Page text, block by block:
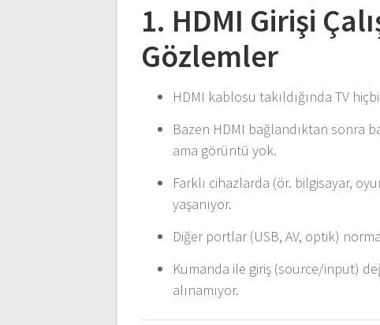
1. HDMI Girişi
Gözlemler
HDMI kablosu takıldığında TV
Bazen HDMI bağlandıktan sonra
ama görüntü yok.
Farklı cihazlarda (ör. bilgisayar,
yaşanıyor.
Diğer portlar (USB, AV, optik)
Kumanda ile giriş (source/input)
alınamıyor.